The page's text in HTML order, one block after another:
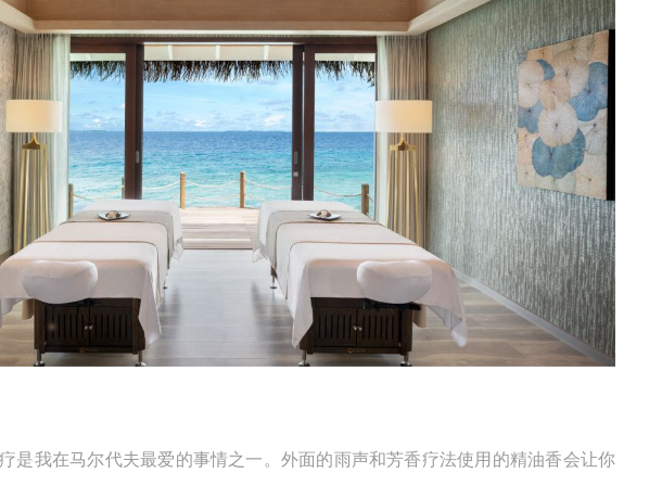
是我在马尔代夫最爱的事情之一。外面的雨声和芳香疗法使用的精油香会让你